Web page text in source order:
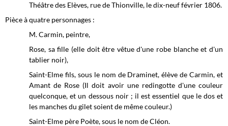
Théâtre des Elèves, rue de Thionville, le dix-neuf février 1806.
Pièce à quatre personnages :
M. Carmin, peintre,
Rose, sa fille (elle doit être vêtue d'une robe blanche et d'un
tablier noir),
Saint-Elme fils, sous le nom de Draminet, élève de Carmin, et
Amant de Rose (Il doit avoir une redingotte d'une couleur
quelconque, et un dessous noir ; il est essentiel que le dos et
les manches du gilet soient de même couleur.)
Saint-Elme père Poète, sous le nom de Cléon.